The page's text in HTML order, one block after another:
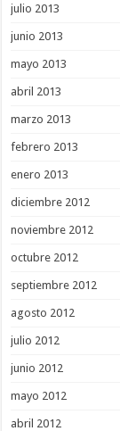
julio 2013
junio 2013
mayo 2013
abril 2013
marzo 2013
febrero 2013
enero 2013
diciembre 2012
noviembre 2012
octubre 2012
septiembre 2012
agosto 2012
julio 2012
junio 2012
mayo 2012
abril 2012